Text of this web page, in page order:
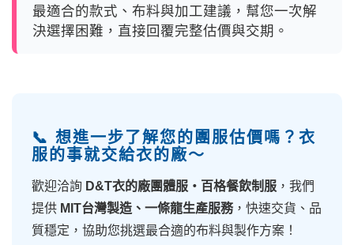
最適合的款式、布料與加工建議，幫您一次解
決選擇困難，直接回覆完整估價與交期。
📞 想進一步了解您的團服估價嗎？衣
服的事就交給衣的廠～
歡迎洽詢 D&T衣的廠團體服・百格餐飲制服 ，我們
提供 MIT台灣製造、一條龍生產服務，快速交貨、品
質穩定，協助您挑選最合適的布料與製作方案！